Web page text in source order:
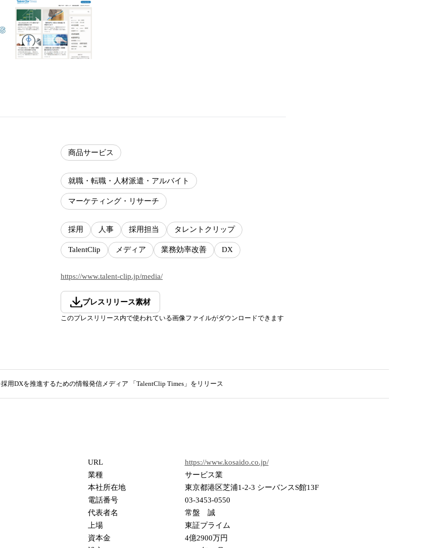
商品サービス
就職・転職・人材派遣・アルバイト
マーケティング・リサーチ
採用 人事 採用担当 タレントクリップ
TalentClip メディア 業務効率改善 DX
https://www.talent-clip.jp/media/
プレスリリース素材
このプレスリリース内で使われている画像ファイルがダウンロードできます
採用DXを推進するための情報発信メディア 「TalentClip Times」をリリース
URL
https://www.kosaido.co.jp/
業種
サービス業
本社所在地
東京都港区芝浦1-2-3 シーバンスS館13F
電話番号
03-3453-0550
代表者名
常盤 誠
上場
東証プライム
資本金
4億2900万円